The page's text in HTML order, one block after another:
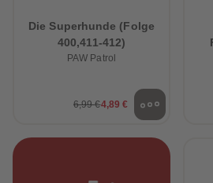
Die Superhunde (Folge
400,411-412)
PAW Patrol
6,99 €4,89 €